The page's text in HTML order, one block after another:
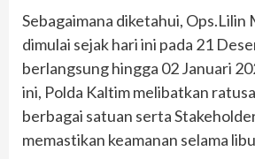
Sebagaimana diketahui, Ops.Lilin
dimulai sejak hari ini pada 21
berlangsung hingga 02 Januari
ini, Polda Kaltim melibatkan
berbagai satuan serta
memastikan keamanan selama